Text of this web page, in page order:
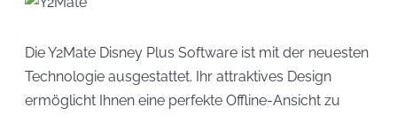
Die Y2Mate Disney Plus Software ist mit der neuesten
Technologie ausgestattet. Ihr attraktives Design
ermöglicht Ihnen eine perfekte Offline-Ansicht zu